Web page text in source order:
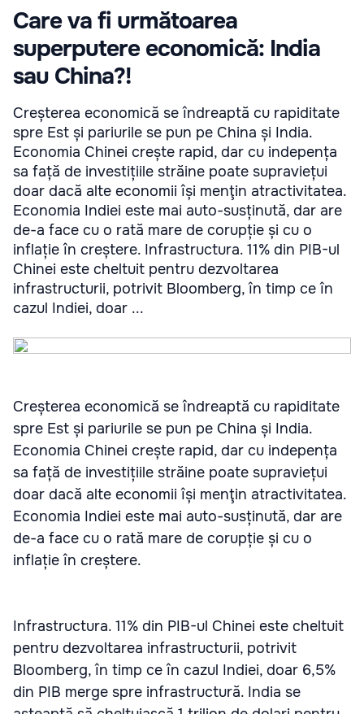
Care va fi următoarea
superputere economică: India
sau China?!
Creșterea economică se îndreaptă cu rapiditate
spre Est și pariurile se pun pe China și India.
Economia Chinei crește rapid, dar cu indepența
sa față de investițiile străine poate supraviețui
doar dacă alte economii își menţin atractivitatea.
Economia Indiei este mai auto-susținută, dar are
de-a face cu o rată mare de corupție și cu o
inflație în creștere. Infrastructura. 11% din PIB-ul
Chinei este cheltuit pentru dezvoltarea
infrastructurii, potrivit Bloomberg, în timp ce în
cazul Indiei, doar ...
Creșterea economică se îndreaptă cu rapiditate
spre Est și pariurile se pun pe China și India.
Economia Chinei crește rapid, dar cu indepența
sa față de investițiile străine poate supraviețui
doar dacă alte economii își menţin atractivitatea.
Economia Indiei este mai auto-susținută, dar are
de-a face cu o rată mare de corupție și cu o
inflație în creștere.
Infrastructura. 11% din PIB-ul Chinei este cheltuit
pentru dezvoltarea infrastructurii, potrivit
Bloomberg, în timp ce în cazul Indiei, doar 6,5%
din PIB merge spre infrastructură. India se